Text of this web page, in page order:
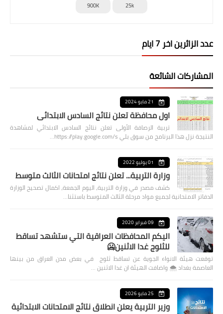
25k
900K
عدد الزائرين اخر 7 ايام
المشاركات الشائعة
21 مايو 2024
اول محافظة تعلن نتائج السادس الابتدائي
تربية الرصافة الأولى تعلن نتائج السادس الابتدائي لمشاهدة
النتيجة نزل هذا البرنامج من سوق بلي https://play.google.com/s…
01 يوليو 2022
وزارة التربية... تعلن نتائج امتحانات الثالث متوسط
كشف مصدر في وزارة التربية، اليوم الجمعة، اكمال تصحيح الوزارة
الدفاتر الامتحانية لجميع مواد مرحلة الثالث المتوسط باستثنا…
09 فبراير 2020
اليكم المحافظات العراقية التي ستشهد تساقط
للثلوج غدا الاثنين🥶
توقعت هيئة الانواء الجوية عن تساقط ثلوج في بعض مدن العراق من بينها
العاصمة بغداد ⁦🌨️⁩ واضافت الهيئة ان غدا الاثنين …
25 مايو 2026
وزير التربية يعلن انطلاق نتائج الامتحانات الابتدائية